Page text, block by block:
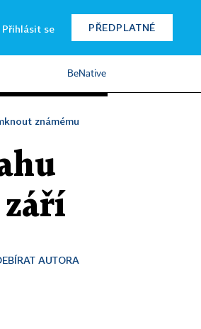
Přihlásit se PŘEDPLATNÉ
BeNative
známému
září
AUTORA